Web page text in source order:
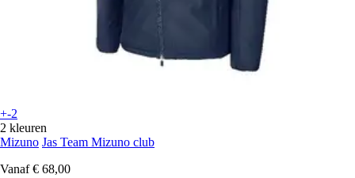
+-2
2 kleuren
Mizuno Jas Team Mizuno club
Vanaf € 68,00